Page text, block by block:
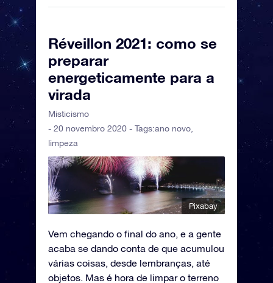
Réveillon 2021: como se
preparar
energeticamente para a
virada
Misticismo
- 20 novembro 2020 - Tags:ano novo
limpeza
Pixabay
Vem chegando o final do ano, e a gente
acaba se dando conta de que acumulou
várias coisas, desde lembranças, até
objetos. Mas é hora de limpar o terreno